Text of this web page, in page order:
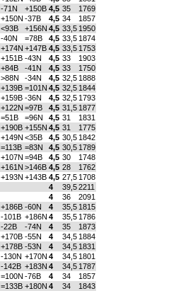
-71N +150B 4,5 35
1769
+150N -37B 4,5 34
1857
<93B +156N 4,5 33,5 1950
-40N =78B 4,5 33,5 1874
+174N +147B 4,5 33,5 1753
+151B -43N 4,5 33
1903
+84B -41N 4,5 33
1750
>88N -34N 4,5 32,5 1888
+139B =101N 4,5 32,5 1844
+159B -36N 4,5 32,5 1793
+122N =97B 4,5 31,5 1877
=51B =96N 4,5 31
1831
+190B +155N 4,5 31
1775
+149N <35B 4,5 30,5 1842
=113B =83N 4,5 30,5 1789
+107N =94B 4,5 30
1748
+161N >146B 4,5 28
1762
+193N +143B 4,5 27,5 1708
4 39,52211
4 36
2091
+186B -60N 4 35,5 1815
-101B +186N 4 35,5 1786
-22B -74N 4 35
1873
+170B -55N 4 34,5 1884
+178B -53N 4 34,5 1831
-130N +170N 4 34,5 1801
-142B +183N 4 34,5 1787
=100N -76B 4 34
1857
=133B +180N 4 34
1843